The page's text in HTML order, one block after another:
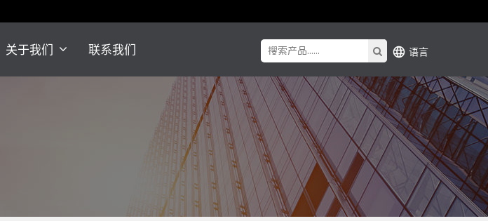
关于我们 联系我们 语言